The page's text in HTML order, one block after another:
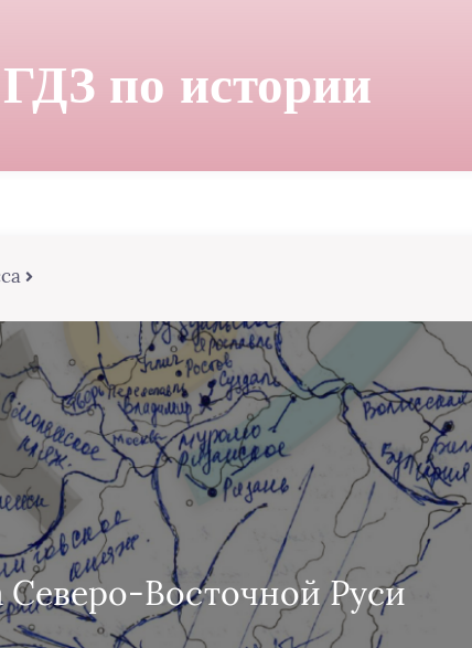
ГДЗ по истории
Северо-Восточной Руси